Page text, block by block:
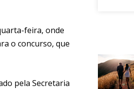
feira, onde
o concurso, que
pela Secretaria